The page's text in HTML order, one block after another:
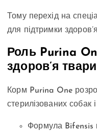
Тому перехід на
для підтримки
Роль Purina
здоров’я
Корм Purina One
стерилізованих собак
Формула Bifensis